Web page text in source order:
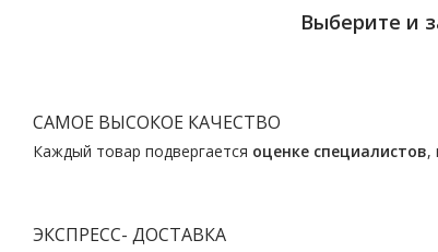
Выберите и
САМОЕ ВЫСОКОЕ КАЧЕСТВО
Каждый товар подвергается оценке специалистов,
ЭКСПРЕСС- ДОСТАВКА